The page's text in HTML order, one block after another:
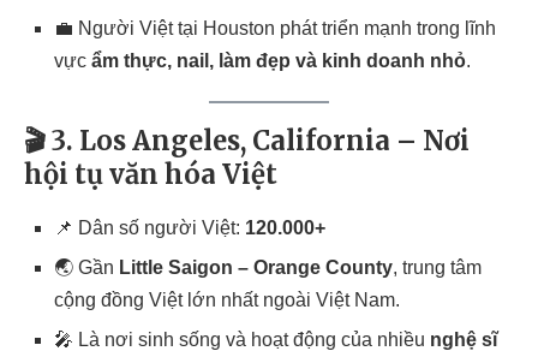
💼 Người Việt tại Houston phát triển mạnh trong lĩnh
vực ẩm thực, nail, làm đẹp và kinh doanh nhỏ.
🎬 3. Los Angeles, California – Nơi
hội tụ văn hóa Việt
📌 Dân số người Việt: 120.000+
🌏 Gần Little Saigon – Orange County, trung tâm
cộng đồng Việt lớn nhất ngoài Việt Nam.
🎤 Là nơi sinh sống và hoạt động của nhiều nghệ sĩ